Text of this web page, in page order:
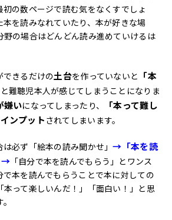
の数ページで読む気をなくすでしょ
本を読みなれていたり、本が好きな場
野の場合はどんどん読み進めていけるは
できるだけの土台を作っていないと 「本
と難聴児本人が感じてしまうことになりま
嫌いになってしまったり、
「本って難し
ンプット されてしまいます。
は必ず「絵本の読み聞かせ」→「本を読
→「自分で本を読んでもらう」とワンス
本を読んでもらうことで本に対しての
って楽しいんだ！」「面白い！」と思